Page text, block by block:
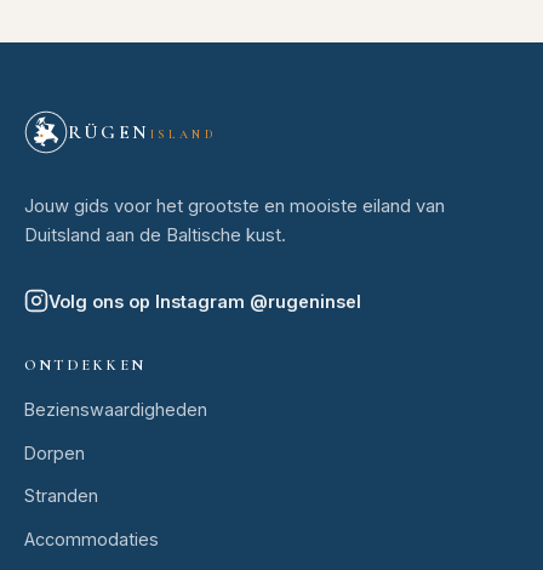
RÜGEN ISLAND
Jouw gids voor het grootste en mooiste eiland van
Duitsland aan de Baltische kust.
Volg ons op Instagram @rugeninsel
ONTDEKKEN
Bezienswaardigheden
Dorpen
Stranden
Accommodaties